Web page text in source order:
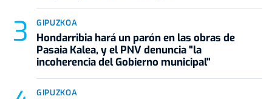
GIPUZKOA
Hondarribia hará un parón en las obras de
Pasaia Kalea, y el PNV denuncia "la
incoherencia del Gobierno municipal"
GIPUZKOA